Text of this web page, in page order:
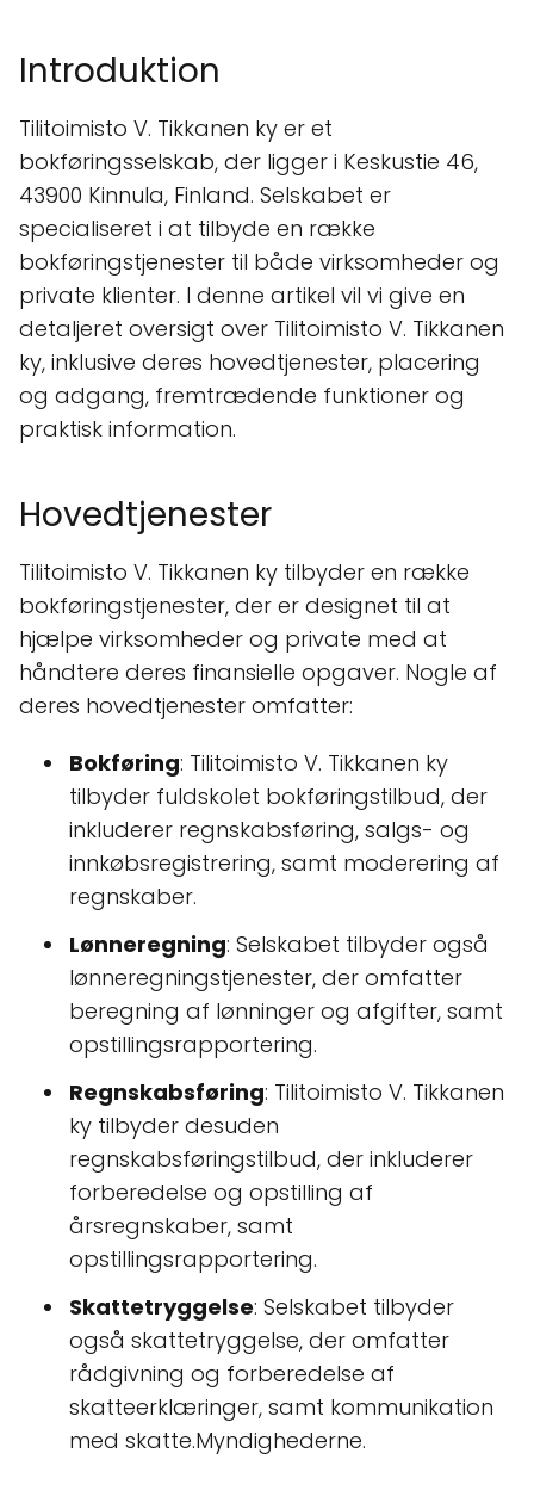
Introduktion
Tilitoimisto V. Tikkanen ky er et
bokføringsselskab, der ligger i Keskustie 46,
43900 Kinnula, Finland. Selskabet er
specialiseret i at tilbyde en række
bokføringstjenester til både virksomheder og
private klienter. I denne artikel vil vi give en
detaljeret oversigt over Tilitoimisto V. Tikkanen
ky, inklusive deres hovedtjenester, placering
og adgang, fremtrædende funktioner og
praktisk information.
Hovedtjenester
Tilitoimisto V. Tikkanen ky tilbyder en række
bokføringstjenester, der er designet til at
hjælpe virksomheder og private med at
håndtere deres finansielle opgaver. Nogle af
deres hovedtjenester omfatter:
Bokføring: Tilitoimisto V. Tikkanen ky
tilbyder fuldskolet bokføringstilbud, der
inkluderer regnskabsføring, salgs- og
innkøbsregistrering, samt moderering af
regnskaber.
Lønneregning: Selskabet tilbyder også
lønneregningstjenester, der omfatter
beregning af lønninger og afgifter, samt
opstillingsrapportering.
Regnskabsføring: Tilitoimisto V. Tikkanen
ky tilbyder desuden
regnskabsføringstilbud, der inkluderer
forberedelse og opstilling af
årsregnskaber, samt
opstillingsrapportering.
Skattetryggelse: Selskabet tilbyder
også skattetryggelse, der omfatter
rådgivning og forberedelse af
skatteerklæringer, samt kommunikation
med skatte.Myndighederne.